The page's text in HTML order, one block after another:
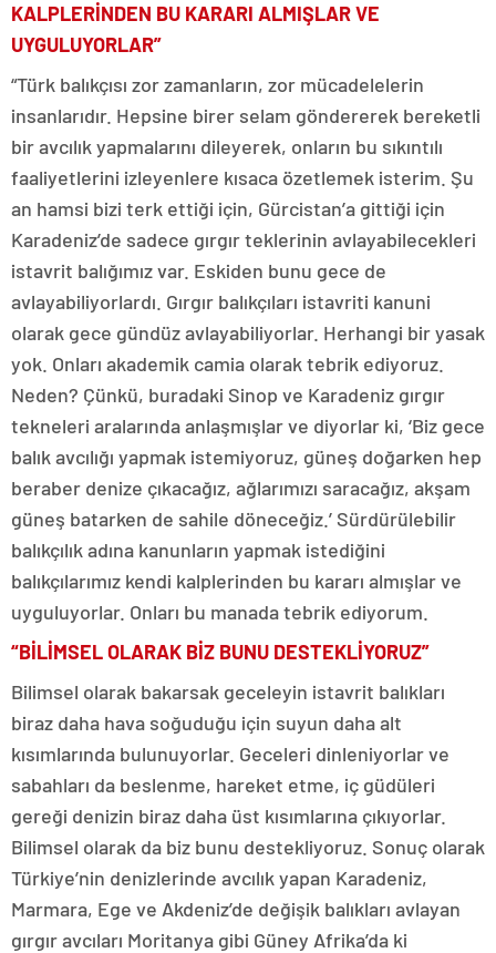
KALPLERİNDEN BU KARARI ALMIŞLAR VE
UYGULUYORLAR”
“Türk balıkçısı zor zamanların, zor mücadelelerin
insanlarıdır. Hepsine birer selam göndererek bereketli
bir avcılık yapmalarını dileyerek, onların bu sıkıntılı
faaliyetlerini izleyenlere kısaca özetlemek isterim. Şu
an hamsi bizi terk ettiği için, Gürcistan’a gittiği için
Karadeniz’de sadece gırgır teklerinin avlayabilecekleri
istavrit balığımız var. Eskiden bunu gece de
avlayabiliyorlardı. Gırgır balıkçıları istavriti kanuni
olarak gece gündüz avlayabiliyorlar. Herhangi bir yasak
yok. Onları akademik camia olarak tebrik ediyoruz.
Neden? Çünkü, buradaki Sinop ve Karadeniz gırgır
tekneleri aralarında anlaşmışlar ve diyorlar ki, ‘Biz gece
balık avcılığı yapmak istemiyoruz, güneş doğarken hep
beraber denize çıkacağız, ağlarımızı saracağız, akşam
güneş batarken de sahile döneceğiz.’ Sürdürülebilir
balıkçılık adına kanunların yapmak istediğini
balıkçılarımız kendi kalplerinden bu kararı almışlar ve
uyguluyorlar. Onları bu manada tebrik ediyorum.
“BİLİMSEL OLARAK BİZ BUNU DESTEKLİYORUZ”
Bilimsel olarak bakarsak geceleyin istavrit balıkları
biraz daha hava soğuduğu için suyun daha alt
kısımlarında bulunuyorlar. Geceleri dinleniyorlar ve
sabahları da beslenme, hareket etme, iç güdüleri
gereği denizin biraz daha üst kısımlarına çıkıyorlar.
Bilimsel olarak da biz bunu destekliyoruz. Sonuç olarak
Türkiye’nin denizlerinde avcılık yapan Karadeniz,
Marmara, Ege ve Akdeniz’de değişik balıkları avlayan
gırgır avcıları Moritanya gibi Güney Afrika’da ki